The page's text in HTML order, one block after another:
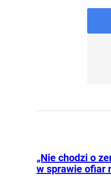
„Nie chodzi o
w sprawie ofiar